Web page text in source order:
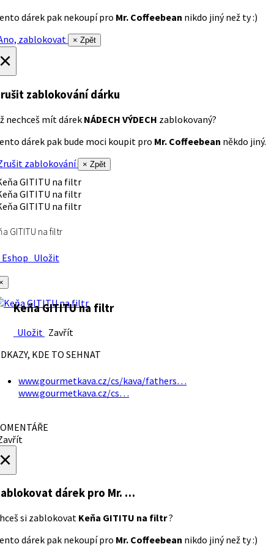
dárek pak nekoupí pro Mr. Coffeebean nikdo jiný než ty :)
zablokovat
× Zpět
zablokování dárku
nechceš mít dárek NÁDECH VÝDECH zablokovaný?
dárek pak bude moci koupit pro Mr. Coffeebean někdo jiný.
zablokování
× Zpět
GITITU na filtr
Uložit
Keňa GITITU na filtr
Uložit Zavřít
KDE TO SEHNAT
www.gourmetkava.cz/cs/kava/fathers…
www.gourmetkava.cz/cs…
dárek pro Mr. …
si zablokovat Keňa GITITU na filtr?
dárek pak nekoupí pro Mr. Coffeebean nikdo jiný než ty :)